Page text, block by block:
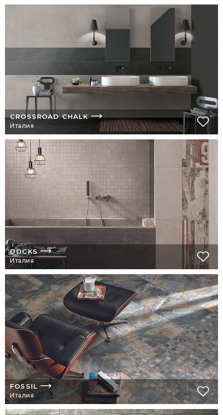
эксплуатационными показателями, но и
Компания стремительно развивалась:
модернизация производств, инвестиции в
новые технологии. Сейчас АВК –
обладатель мощных производственных
линий, на которых изготавливаются плитки
разного формата, включая современные
320х160 см.
ABK Ceramiche возглавляет одноименную
такие бренды, как:
Flaviker;
Ariana;
Hard Koll.
Философия ABK GROUP заключается в
способности заново изобретать себя,
следуя эволюции вкуса и рынка: именно
поэтому компания способна
удовлетворить все требования дизайна.
Керамические коллекции ABK GROUP
составляют декоративную линейку цветов,
размеров, поверхностей, отделки и
декораций, с помощью которых можно
бесконечно преумножать выразительные
возможности керамогранита АВК в любом
предполагаемом использовании.
АВК – КЕРАМОГРАНИТ
ДЛЯ ЛЮБЫХ НУЖД
Плитка АВК – это широкоформатные
CROSSROAD CHALK
Италия
DOCKS
Италия
FOSSIL
Италия